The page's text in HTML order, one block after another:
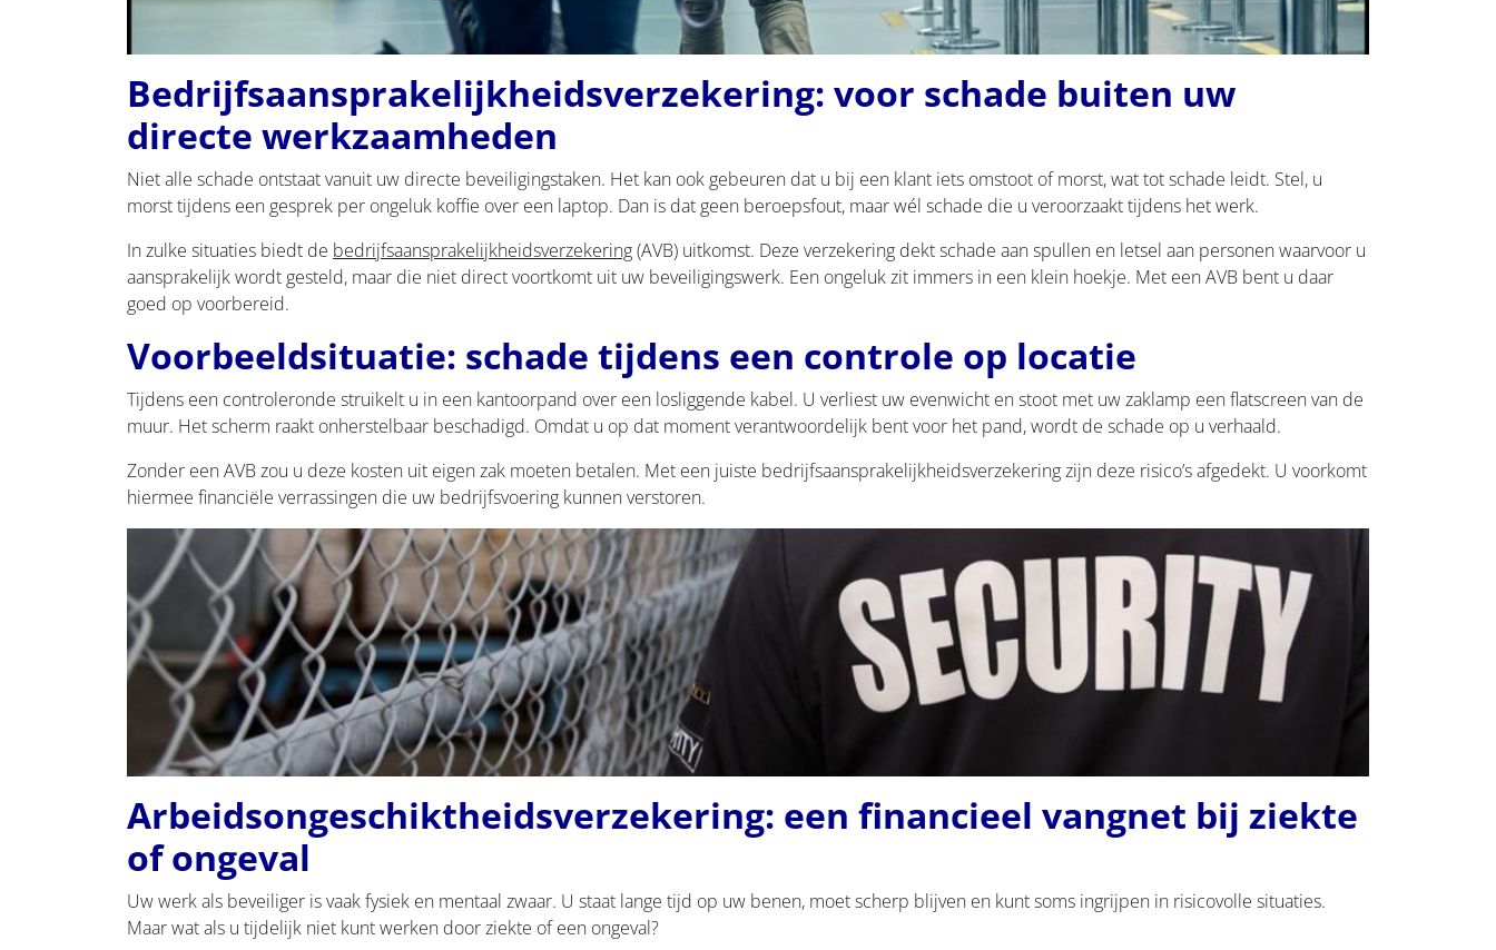
Bedrijfsaansprakelijkheidsverzekering: voor schade buiten uw
directe werkzaamheden
Niet alle schade ontstaat vanuit uw directe beveiligingstaken. Het kan ook gebeuren dat u bij een klant iets omstoot of morst, wat tot schade leidt. Stel, u
morst tijdens een gesprek per ongeluk koffie over een laptop. Dan is dat geen beroepsfout, maar wél schade die u veroorzaakt tijdens het werk.
In zulke situaties biedt de bedrijfsaansprakelijkheidsverzekering(AVB) uitkomst. Deze verzekering dekt schade aan spullen en letsel aan personen waarvoor u
aansprakelijk wordt gesteld, maar die niet direct voortkomt uit uw beveiligingswerk. Een ongeluk zit immers in een klein hoekje. Met een AVB bent u daar
goed op voorbereid.
Voorbeeldsituatie: schade tijdens een controle op locatie
Tijdens een controleronde struikelt u in een kantoorpand over een losliggende kabel. U verliest uw evenwicht en stoot met uw zaklamp een flatscreen van de
muur. Het scherm raakt onherstelbaar beschadigd. Omdat u op dat moment verantwoordelijk bent voor het pand, wordt de schade op u verhaald.
Zonder een AVB zou u deze kosten uit eigen zak moeten betalen. Met een juiste bedrijfsaansprakelijkheidsverzekering zijn deze risico’s afgedekt. U voorkomt
hiermee financiële verrassingen die uw bedrijfsvoering kunnen verstoren.
Arbeidsongeschiktheidsverzekering: een financieel vangnet bij ziekte
of ongeval
Uw werk als beveiliger is vaak fysiek en mentaal zwaar. U staat lange tijd op uw benen, moet scherp blijven en kunt soms ingrijpen in risicovolle situaties.
Maar wat als u tijdelijk niet kunt werken door ziekte of een ongeval?